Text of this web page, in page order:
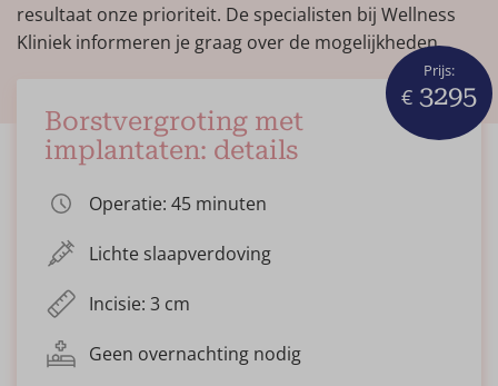
resultaat onze prioriteit. De specialisten bij Wellness
Kliniek informeren je graag over de mogelijkheden.
Prijs:
€ 3295
Borstvergroting met
implantaten: details
Operatie: 45 minuten
Lichte slaapverdoving
Incisie: 3 cm
Geen overnachting nodig